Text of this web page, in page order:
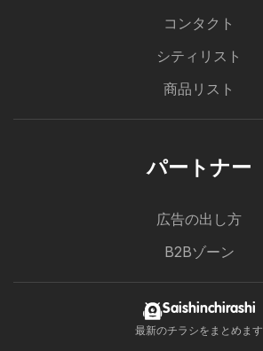
コンタクト
シティリスト
商品リスト
パートナー
広告の出し方
B2Bゾーン
Saishinchirashi
最新のチラシをまとめます